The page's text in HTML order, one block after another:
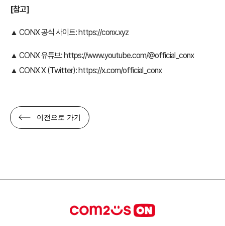
[참고]
▲ CONX 공식 사이트: https://conx.xyz
▲ CONX 유튜브: https://www.youtube.com/@official_conx
▲ CONX X (Twitter): https://x.com/official_conx
이전으로 가기